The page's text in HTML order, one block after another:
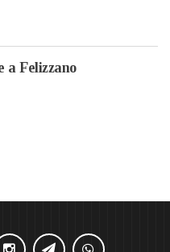
a Felizzano